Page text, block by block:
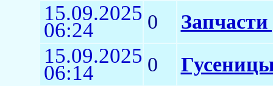
15.09.2025
06:24 0
15.09.2025
06:14 0